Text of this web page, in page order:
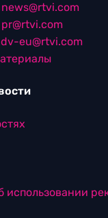
news@rtvi.com
pr@rtvi.com
eu@rtvi.com
использовании